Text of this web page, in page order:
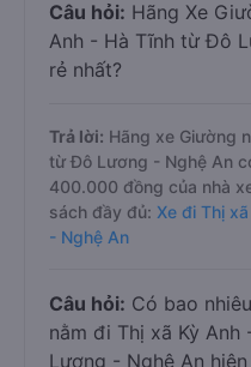
Câu hỏi: Hãng Xe
Anh - Hà Tĩnh từ Đô
rẻ nhất?
Trả lời: Hãng xe Giường
từ Đô Lương - Nghệ An
400.000 đồng của nhà
sách đầy đủ: Xe đi Thị
- Nghệ An
Câu hỏi: Có bao
nằm đi Thị xã Kỳ
Lương - Nghệ An hiện